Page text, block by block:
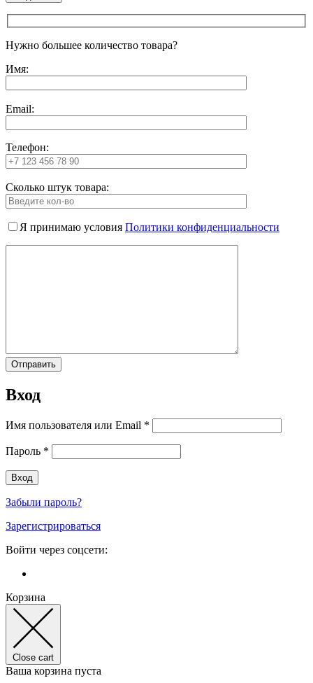
Нужно большее количество товара?
Имя:
Email:
Телефон:
Сколько штук товара:
Я принимаю условия Политики конфиденциальности
Вход
Имя пользователя или Email *
Пароль *
Забыли пароль?
Зарегистрироваться
Войти через соцсети:
Корзина
Close cart
Ваша корзина пуста